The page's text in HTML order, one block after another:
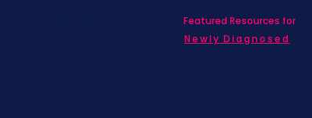
Featured Resources for
Newly Diagnosed